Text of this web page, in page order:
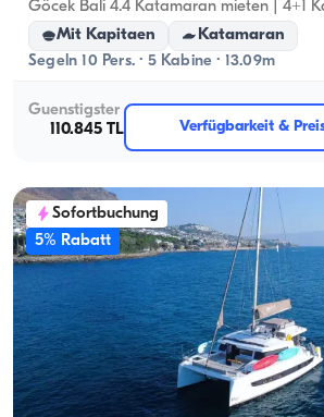
Göcek Bali 4.4 Katamaran mieten | 4+1
Mit Kapitaen
Katamaran
Segeln 10 Pers. · 5 Kabine · 13.09m
Guenstigster
110.845 TL
Verfügbarkeit &
Sofortbuchung
5% Rabatt